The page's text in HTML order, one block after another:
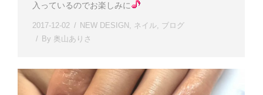
入っているのでお楽しみに
2017-12-02 NEW DESIGN , ネイル, ブログ
By 奥山ありさ